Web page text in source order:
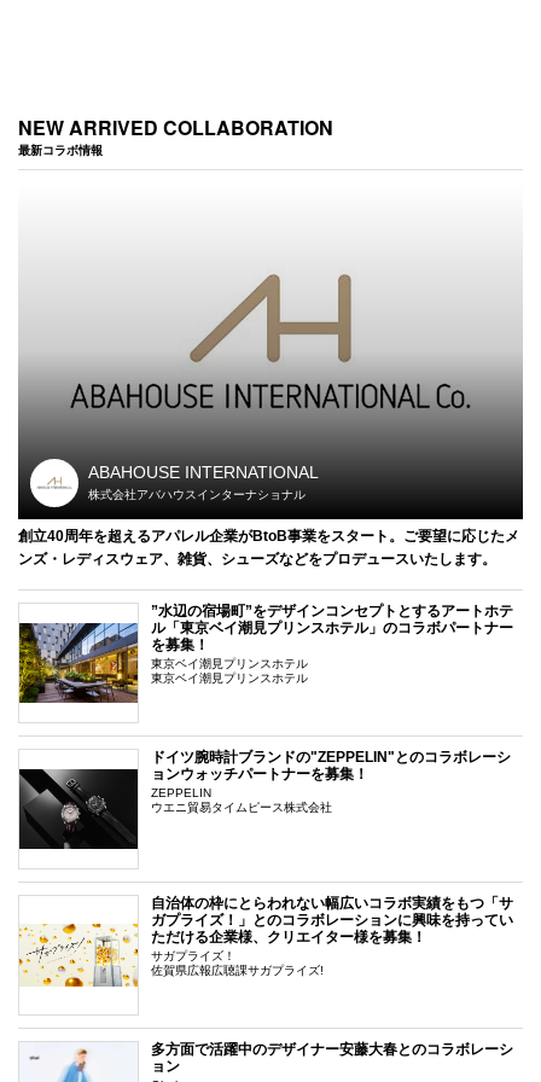
NEW ARRIVED COLLABORATION
最新コラボ情報
ABAHOUSE INTERNATIONAL
株式会社アバハウスインターナショナル
創立40周年を超えるアパレル企業がBtoB事業をスタート。ご要望に応じたメ
ンズ・レディスウェア、雑貨、シューズなどをプロデュースいたします。
”水辺の宿場町”をデザインコンセプトとするアートホテ
ル「東京ベイ潮見プリンスホテル」のコラボパートナー
を募集！
東京ベイ潮見プリンスホテル
東京ベイ潮見プリンスホテル
ドイツ腕時計ブランドの"ZEPPELIN"とのコラボレーシ
ョンウォッチパートナーを募集！
ZEPPELIN
ウエニ貿易タイムピース株式会社
自治体の枠にとらわれない幅広いコラボ実績をもつ「サ
ガプライズ！」とのコラボレーションに興味を持ってい
ただける企業様、クリエイター様を募集！
サガプライズ！
佐賀県広報広聴課サガプライズ!
多方面で活躍中のデザイナー安藤大春とのコラボレーシ
ョン